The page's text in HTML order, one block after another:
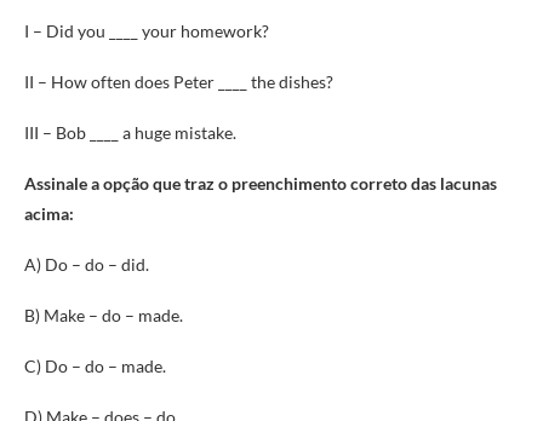
I – Did you ____ your homework?
II – How often does Peter ____ the dishes?
III – Bob ____ a huge mistake.
Assinale a opção que traz o preenchimento correto das lacunas
acima:
A) Do – do – did.
B) Make – do – made.
C) Do – do – made.
D) Make – does – do.